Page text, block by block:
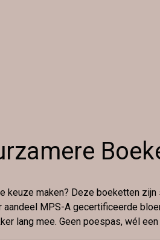
keuze maken? Deze boeketten
aandeel MPS-A gecertificeerde
lang mee. Geen poespas, wél